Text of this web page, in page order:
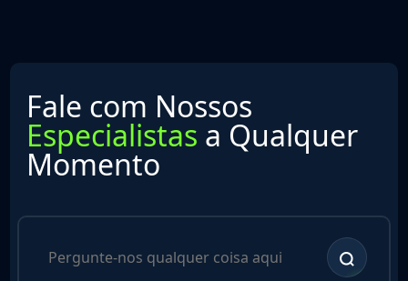
Fale com Nossos
Especialistas a Qualquer
Momento